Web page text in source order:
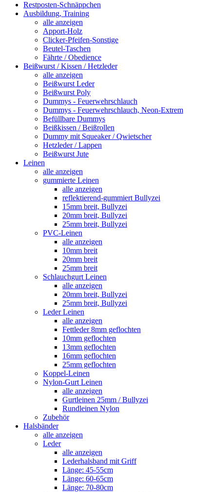
Restposten-Schnäppchen
Ausbildung, Training
alle anzeigen
Apport-Holz
Clicker-Pfeifen-Sonstige
Beutel-Taschen
Fährte / Obedience
Beißwurst / Kissen / Hetzleder
alle anzeigen
Beißwurst Leder
Beißwurst Poly
Dummys - Feuerwehrschlauch
Dummys - Feuerwehrschlauch, Neon-Extrem
Befüllbare Dummys
Beißkissen / Beißrollen
Dummy mit Squeaker / Qwietscher
Hetzleder / Lappen
Beißwurst Jute
Leinen
alle anzeigen
gummierte Leinen
alle anzeigen
reflektierend-gummiert Bullyzei
15mm breit, Bullyzei
20mm breit, Bullyzei
25mm breit, Bullyzei
PVC-Leinen
alle anzeigen
10mm breit
20mm breit
25mm breit
Schlauchgurt Leinen
alle anzeigen
20mm breit, Bullyzei
25mm breit, Bullyzei
Leder Leinen
alle anzeigen
Fettleder 8mm geflochten
10mm geflochten
13mm geflochten
16mm geflochten
25mm geflochten
Koppel-Leinen
Nylon-Gurt Leinen
alle anzeigen
Gurtleinen 25mm / Bullyzei
Rundleinen Nylon
Zubehör
Halsbänder
alle anzeigen
Leder
alle anzeigen
Lederhalsband mit Griff
Länge: 45-55cm
Länge: 60-65cm
Länge: 70-80cm